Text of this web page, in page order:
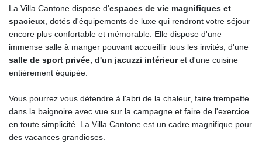
La Villa Cantone dispose d'espaces de vie magnifiques et
spacieux , dotés d'équipements de luxe qui rendront votre séjour
encore plus confortable et mémorable. Elle dispose d'une
immense salle à manger pouvant accueillir tous les invités, d'une
salle de sport privée, d'un jacuzzi intérieuret d'une cuisine
entièrement équipée.
Vous pourrez vous détendre à l'abri de la chaleur, faire trempette
dans la baignoire avec vue sur la campagne et faire de l'exercice
en toute simplicité. La Villa Cantone est un cadre magnifique pour
des vacances grandioses.